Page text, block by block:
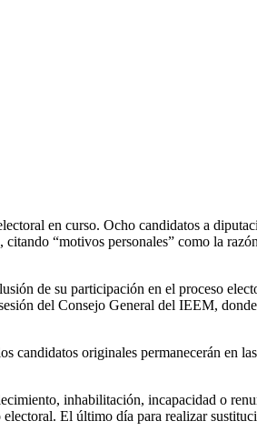
en curso. Ocho candidatos a
“motivos personales” como la
de su participación en el proceso
del Consejo General del IEEM,
candidatos originales permanecerán en
inhabilitación, incapacidad o
El último día para realizar